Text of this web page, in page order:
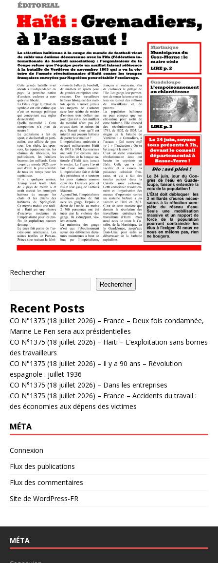
Rechercher
Rechercher
Recent Posts
CO N°1375 (18 juillet 2026) – France – Deux fois condamnée,
Marine Le Pen sera aux présidentielles
CO N°1375 (18 juillet 2026) – Haïti – L’exploitation sans bornes
des travailleurs
CO N°1375 (18 juillet 2026) – Il y a 90 ans – Révolution
espagnole : juillet 1936
CO N°1375 (18 juillet 2026) – Dans les entreprises
CO N°1375 (18 juillet 2026) – France – Accidents du travail :
des économies aux dépens des victimes
MÉTA
Connexion
Flux des publications
Flux des commentaires
Site de WordPress-FR
MÉTA